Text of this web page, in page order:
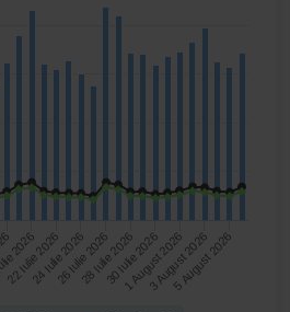
2026
22 Iulie 2026
24 Iulie 2026
26 Iulie 2026
28 Iulie 2026
30 Iulie 2026
1 August 2026
3 August 2026
5 August 2026